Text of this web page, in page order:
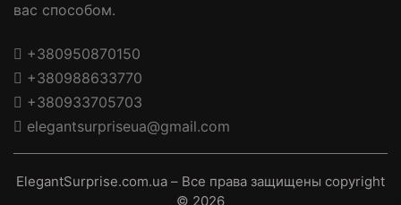
вас способом.
+380950870150
+380988633770
+380933705703
elegantsurpriseua@gmail.com
ElegantSurprise.com.ua – Все права защищены copyright
© 2026